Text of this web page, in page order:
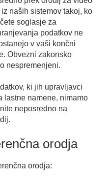
naših sistemov takoj, ko
soglasje za
podatkov ne
v vaši končni
Obvezni zakonsko
nespremenjeni.
ki jih upravljavci
lastne namene, nimamo
neposredno na
orodja
orodja: